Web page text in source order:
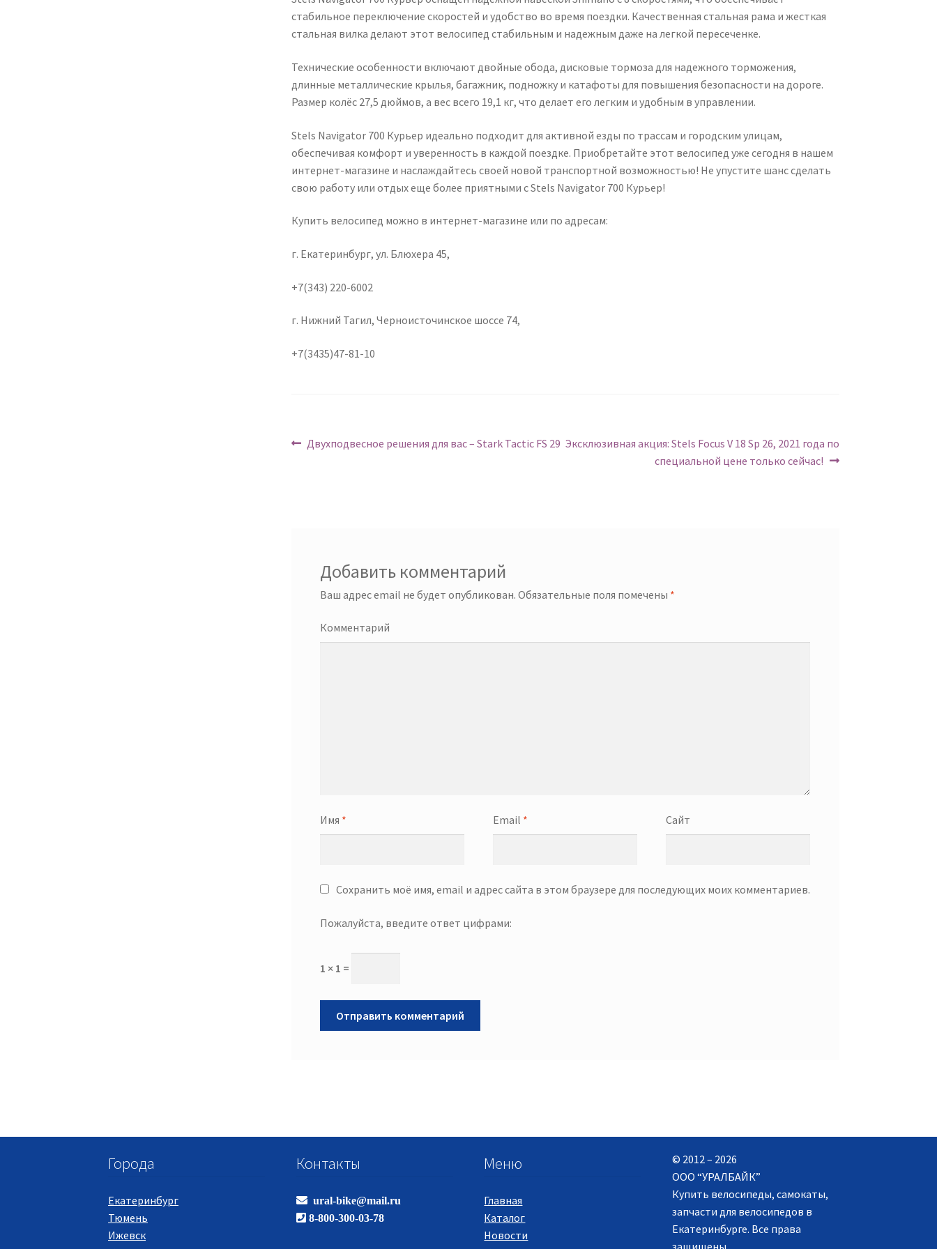
стабильное переключение скоростей и удобство во время поездки. Качественная стальная рама и жесткая
стальная вилка делают этот велосипед стабильным и надежным даже на легкой пересеченке.
Технические особенности включают двойные обода, дисковые тормоза для надежного торможения,
длинные металлические крылья, багажник, подножку и катафоты для повышения безопасности на дороге.
Размер колёс 27,5 дюймов, а вес всего 19,1 кг, что делает его легким и удобным в управлении.
Stels Navigator 700 Курьер идеально подходит для активной езды по трассам и городским улицам,
обеспечивая комфорт и уверенность в каждой поездке. Приобретайте этот велосипед уже сегодня в нашем
интернет-магазине и наслаждайтесь своей новой транспортной возможностью! Не упустите шанс сделать
свою работу или отдых еще более приятными с Stels Navigator 700 Курьер!
Купить велосипед можно в интернет-магазине или по адресам:
г. Екатеринбург, ул. Блюхера 45,
+7(343) 220-6002
г. Нижний Тагил, Черноисточинское шоссе 74,
+7(3435)47-81-10
Навигация
Предыдущий:
Двухподвесное решения для вас – Stark Tactic FS 29 Следующий:
Эксклюзивная акция: Stels Focus V 18 Sp 26, 2021 года по
специальной цене только сейчас!
Добавить комментарий
Ваш адрес email не будет опубликован. Обязательные поля помечены *
Комментарий
Имя * Email * Сайт
Сохранить моё имя, email и адрес сайта в этом браузере для последующих моих комментариев.
Пожалуйста, введите ответ цифрами:
1 × 1 =
Города
Екатеринбург
Тюмень
Ижевск
Контакты
ural-bike@mail.ru
8-800-300-03-78
Меню
Главная
Каталог
Новости
© 2012 – 2026
ООО “УРАЛБАЙК”
Купить велосипеды, самокаты,
запчасти для велосипедов в
Екатеринбурге. Все права
защищены.